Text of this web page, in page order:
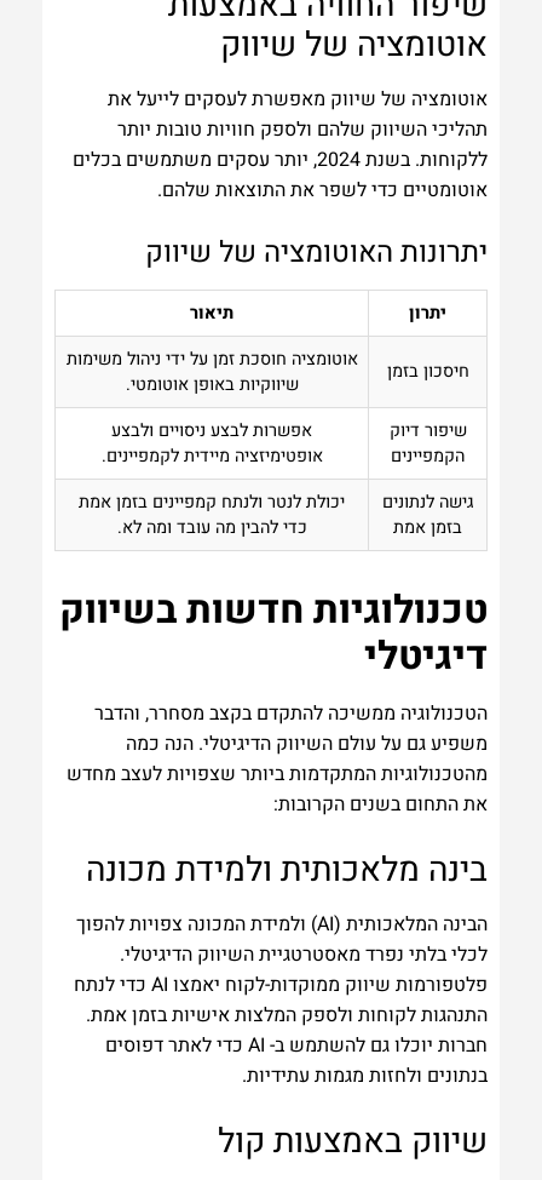
אוטומציה של שיווק
אוטומציה של שיווק מאפשרת לעסקים לייעל את
תהליכי השיווק שלהם ולספק חוויות טובות יותר
ללקוחות. בשנת 2024, יותר עסקים משתמשים בכלים
אוטומטיים כדי לשפר את התוצאות שלהם.
יתרונות האוטומציה של שיווק
יתרון תיאור
חיסכון בזמן
אוטומציה חוסכת זמן על ידי ניהול משימות
שיווקיות באופן אוטומטי.
שיפור דיוק
הקמפיינים
אפשרות לבצע ניסויים ולבצע
אופטימיזציה מיידית לקמפיינים.
גישה לנתונים
בזמן אמת
יכולת לנטר ולנתח קמפיינים בזמן אמת
כדי להבין מה עובד ומה לא.
טכנולוגיות חדשות בשיווק
דיגיטלי
הטכנולוגיה ממשיכה להתקדם בקצב מסחרר, והדבר
משפיע גם על עולם השיווק הדיגיטלי. הנה כמה
מהטכנולוגיות המתקדמות ביותר שצפויות לעצב מחדש
את התחום בשנים הקרובות:
בינה מלאכותית ולמידת מכונה
הבינה המלאכותית (AI) ולמידת המכונה צפויות להפוך
לכלי בלתי נפרד מאסטרטגיית השיווק הדיגיטלי.
פלטפורמות שיווק ממוקדות-לקוח יאמצו AI כדי לנתח
התנהגות לקוחות ולספק המלצות אישיות בזמן אמת.
חברות יוכלו גם להשתמש ב- AI כדי לאתר דפוסים
בנתונים ולחזות מגמות עתידיות.
שיווק באמצעות קול